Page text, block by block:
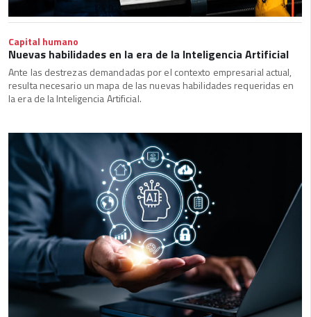
Capital humano
Nuevas habilidades en la era de la Inteligencia Artificial
Ante las destrezas demandadas por el contexto empresarial actual,
resulta necesario un mapa de las nuevas habilidades requeridas en
la era de la Inteligencia Artificial.